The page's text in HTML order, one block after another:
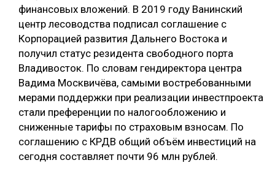
финансовых вложений. В 2019 году Ванинский
центр лесоводства подписал соглашение с
Корпорацией развития Дальнего Востока и
получил статус резидента свободного порта
Владивосток. По словам гендиректора центра
Вадима Москвичёва, самыми востребованными
мерами поддержки при реализации инвестпроекта
стали преференции по налогообложению и
сниженные тарифы по страховым взносам. По
соглашению с КРДВ общий объём инвестиций на
сегодня составляет почти 96 млн рублей.